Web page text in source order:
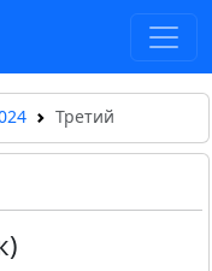
Третий